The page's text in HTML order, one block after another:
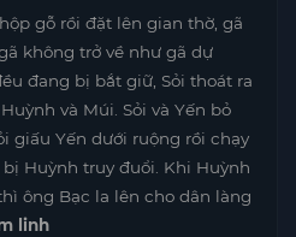
gỗ rồi đặt lên gian thờ, gã
không trở về như gã dự
đang bị bắt giữ, Sỏi thoát ra
và Múi. Sỏi và Yến bỏ
giấu Yến dưới ruộng rồi chạy
Huỳnh truy đuổi. Khi Huỳnh
ông Bạc la lên cho dân làng
linh